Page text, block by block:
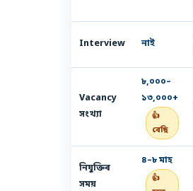
Interview নাই
Vacancy
সংখ্যা
৮,০০০–
১৩,০০০+
👍
বেছি
নিযুক্তিৰ
সময়
৪–৮ মাহ
👍